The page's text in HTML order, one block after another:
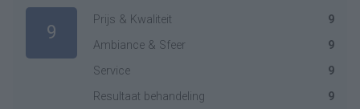
9
Prijs & Kwaliteit
9
Ambiance & Sfeer
9
Service
9
Resultaat behandeling
9